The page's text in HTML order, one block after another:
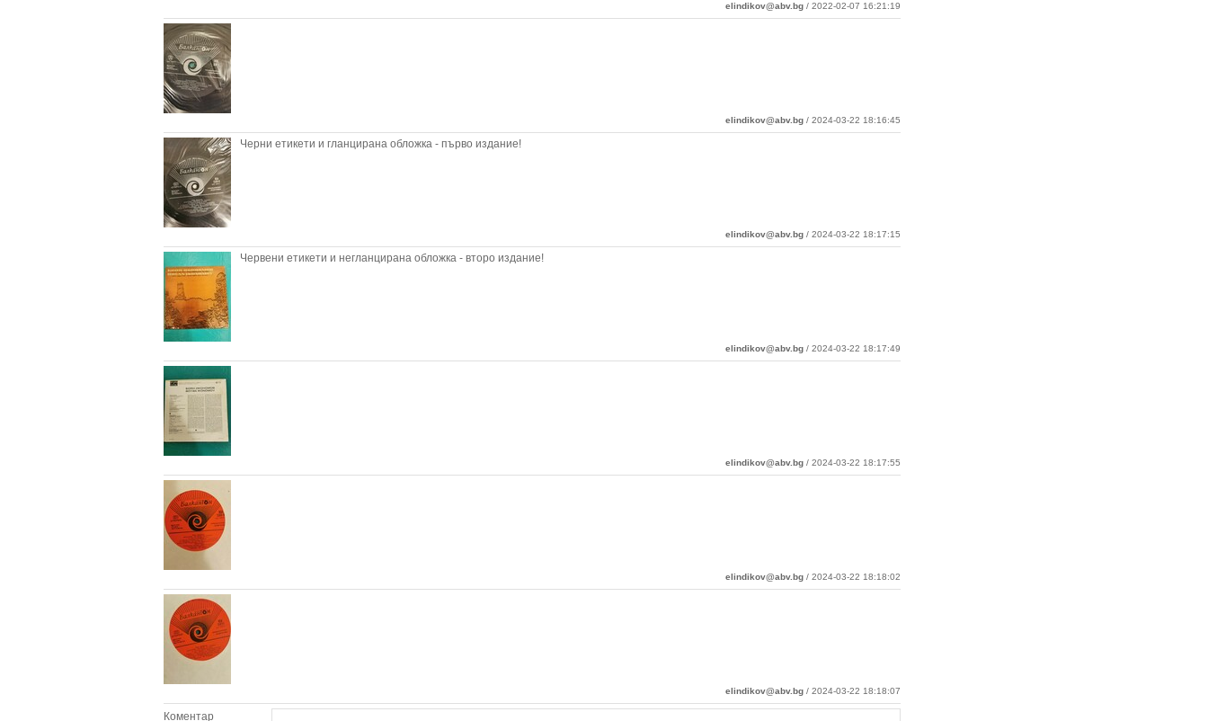
elindikov@abv.bg / 2022-02-07 16:21:19
elindikov@abv.bg / 2024-03-22 18:16:45
Черни етикети и гланцирана обложка - първо издание!
elindikov@abv.bg / 2024-03-22 18:17:15
Червени етикети и негланцирана обложка - второ издание!
elindikov@abv.bg / 2024-03-22 18:17:49
elindikov@abv.bg / 2024-03-22 18:17:55
elindikov@abv.bg / 2024-03-22 18:18:02
elindikov@abv.bg / 2024-03-22 18:18:07
Коментар